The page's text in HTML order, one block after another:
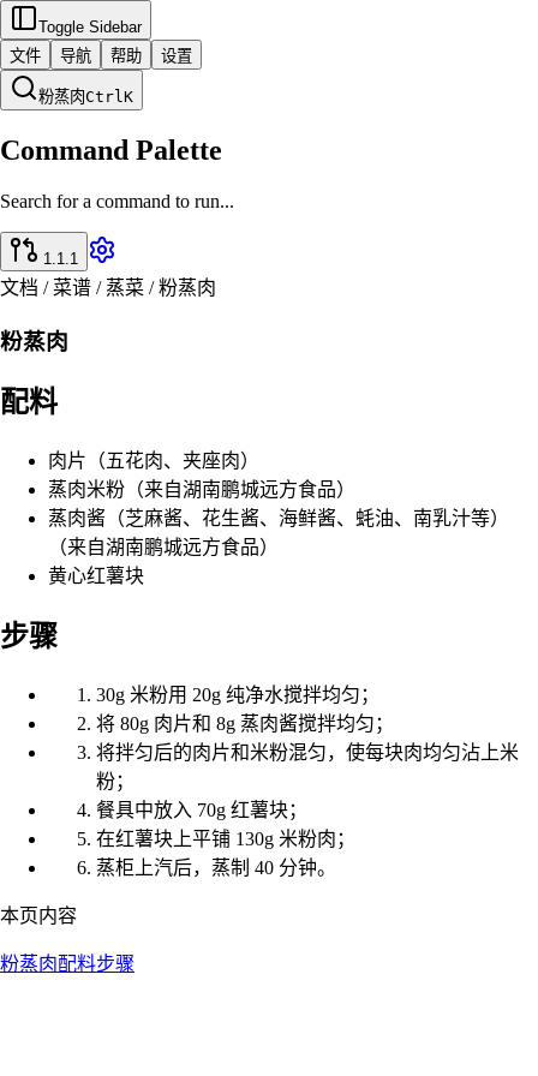
Toggle Sidebar
文件
导航 帮助 设置
粉蒸肉CtrlK
Command Palette
Search for a command to run...
1.1.1
文档 / 菜谱 / 蒸菜 / 粉蒸肉
粉蒸肉
配料
肉片（五花肉、夹座肉）
蒸肉米粉（来自湖南鹏城远方食品）
蒸肉酱（芝麻酱、花生酱、海鲜酱、蚝油、南乳汁等）
（来自湖南鹏城远方食品）
黄心红薯块
步骤
30g 米粉用 20g 纯净水搅拌均匀；
将 80g 肉片和 8g 蒸肉酱搅拌均匀；
将拌匀后的肉片和米粉混匀，使每块肉均匀沾上米
粉；
餐具中放入 70g 红薯块；
在红薯块上平铺 130g 米粉肉；
蒸柜上汽后，蒸制 40 分钟。
本页内容
粉蒸肉配料步骤